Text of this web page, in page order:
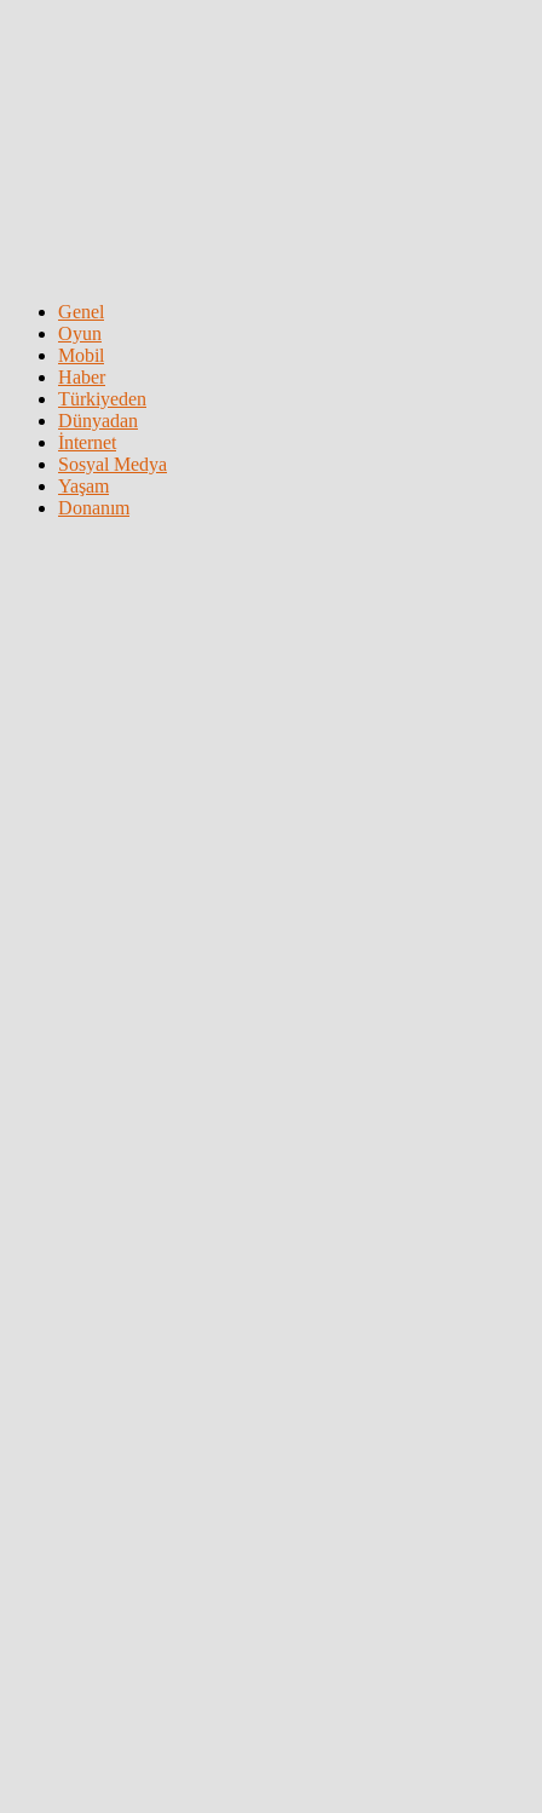
Genel
Oyun
Mobil
Haber
Türkiyeden
Dünyadan
İnternet
Sosyal Medya
Yaşam
Donanım